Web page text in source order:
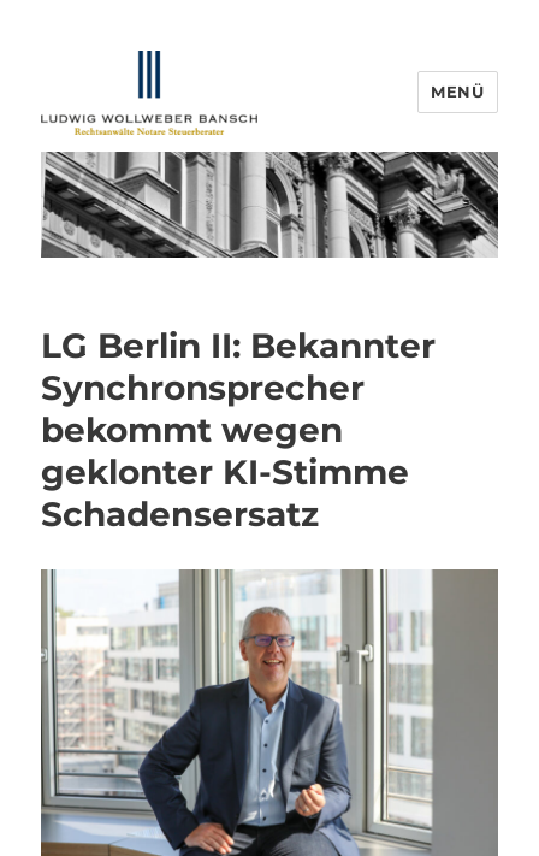
IP-Blogger.de
MENÜ
LG Berlin II: Bekannter
Synchronsprecher
bekommt wegen
geklonter KI-Stimme
Schadensersatz